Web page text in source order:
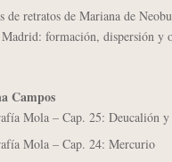
de retratos de Mariana de
formación, dispersión y
Campos
Mola – Cap. 25: Deucalión
Mola – Cap. 24: Mercurio